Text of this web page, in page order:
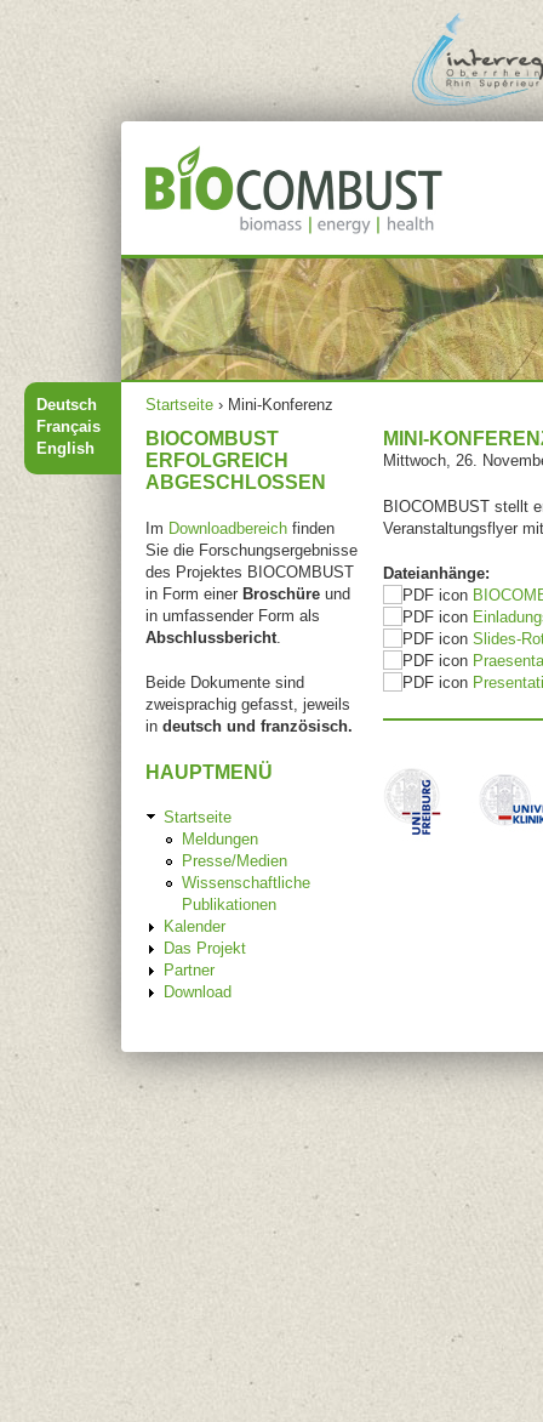
Jump to navigation
Sie sind hier
Startseite › Mini-Konferenz
MINI-
Mittwoch, 26.
BIOCOMBUST stellt
Veranstaltungsflyer
Dateianhänge:
Slides-
BIOCOMBUST
ERFOLGREICH
ABGESCHLOSSEN
Im Downloadbereich finden
Sie die Forschungsergebnisse
des Projektes BIOCOMBUST
in Form einer Broschüre und
in umfassender Form als
Abschlussbericht
Beide Dokumente sind
zweisprachig gefasst, jeweils
in deutsch und französisch.
HAUPTMENÜ
Startseite
Meldungen
Presse/Medien
Wissenschaftliche
Publikationen
Kalender
Das Projekt
Partner
Download
Deutsch
Français
English